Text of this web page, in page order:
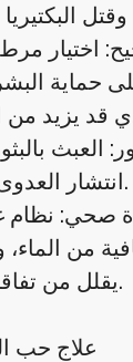
اختيار
حماية
العبث
انتشار العدوى وظهور ندوب.
صحي: نظام
من الماء،
يقلل من تفاقم حب الشباب.
علاج حب